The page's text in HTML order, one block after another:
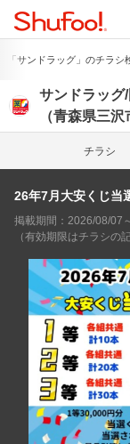
「サンドラッグ」のチラシ
サンドラッグ
（青森県三沢
チラシ
26年7月大安くじ当
掲載期間：2026/08/07
（有効期限はチラシの